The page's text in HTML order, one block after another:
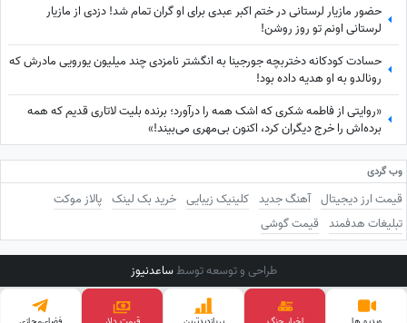
حضور مازیار لرستانی در ختم اکبر عبدی برای او گران تمام شد! دزدی از مازیار
لرستانی اونم تو روز روشن!
حسادت کودکانه دختربچه جورجینا به انگشتر نامزدی چند میلیون یورویی مادرش که
رونالدو به او هدیه داده بود!
«روایتی از فاطمه شکری که اشک همه را درآورد؛ برنده بلیت لاتاری قدیم که همه
برده‌اش را خرج دیگران کرد، اکنون بی‌مهری می‌بیند!»
وب گردی
قیمت ارز دیجیتال آهنگ جدید کلینیک زیبایی خرید بک لینک پالاز موکت
تبلیغات هدفمند قیمت گوشی
طراحی و توسعه توسطساعدنیوز